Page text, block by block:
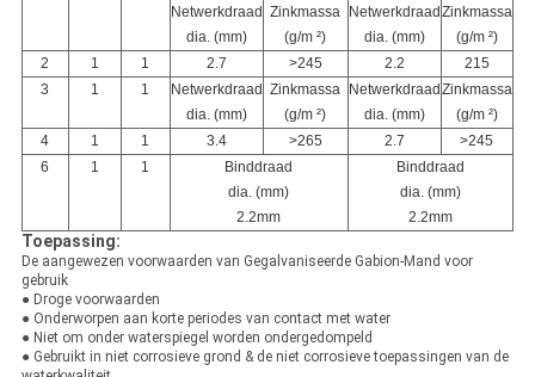
Netwerkdraad
dia. (mm)
Zinkmassa
(g/m ²)
Netwerkdraad
dia. (mm)
Zinkmassa
(g/m ²)
2
1 1 2.7 >245 2.2
215
3
1 1
Netwerkdraad
dia. (mm)
Zinkmassa
(g/m ²)
Netwerkdraad
dia. (mm)
Zinkmassa
(g/m ²)
4
1 1 3.4 >265 2.7 >245
6
1 1
Binddraad
dia. (mm)
2.2mm
Binddraad
dia. (mm)
2.2mm
Toepassing:
De aangewezen voorwaarden van Gegalvaniseerde Gabion-Mand voor
gebruik
● Droge voorwaarden
● Onderworpen aan korte periodes van contact met water
● Niet om onder waterspiegel worden ondergedompeld
● Gebruikt in niet corrosieve grond & de niet corrosieve toepassingen van de